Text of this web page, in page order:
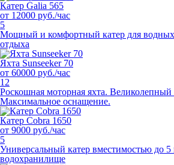
Катер Galia 565
от 12000 руб./час
5
Мощный и комфортный катер для водных
отдыха
Яхта Sunseeker 70
от 60000 руб./час
12
Роскошная моторная яхта. Великолепный
Максимальное оснащение.
Катер Cobra 1650
от 9000 руб./час
5
Универсальный катер вместимостью до
водохранилище